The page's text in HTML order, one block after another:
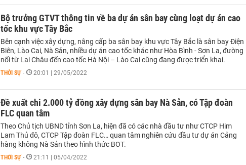
Bộ trưởng GTVT thông tin về ba dự án sân bay cùng loạt dự án cao
tốc khu vực Tây Bắc
Bên cạnh việc xây dựng, nâng cấp ba sân bay khu vực Tây Bắc là sân bay Điện
Biên, Lào Cai, Nà Sản, nhiều dự án cao tốc khác như Hòa Bình - Sơn La, đường
nối từ Lai Châu đến cao tốc Hà Nội – Lào Cai cũng đang được triển khai.
THỜI SỰ - 20:01 | 29/05/2022
Đề xuất chi 2.000 tỷ đồng xây dựng sân bay Nà Sản, có Tập đoàn
FLC quan tâm
Theo Chủ tịch UBND tỉnh Sơn La, hiện đã có các nhà đầu tư như CTCP Him
Lam Thủ đô, CTCP Tập đoàn FLC… quan tâm nghiên cứu đầu tư dự án Cảng
hàng không Nà Sản theo hình thức BOT.
THỜI SỰ - 21:11 | 05/04/2022